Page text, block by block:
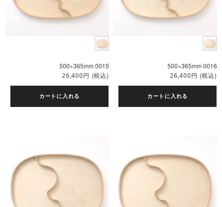
500×365mm 0015
26,400円 (税込)
カートに入れる
500×365mm 0016
26,400円 (税込)
カートに入れる